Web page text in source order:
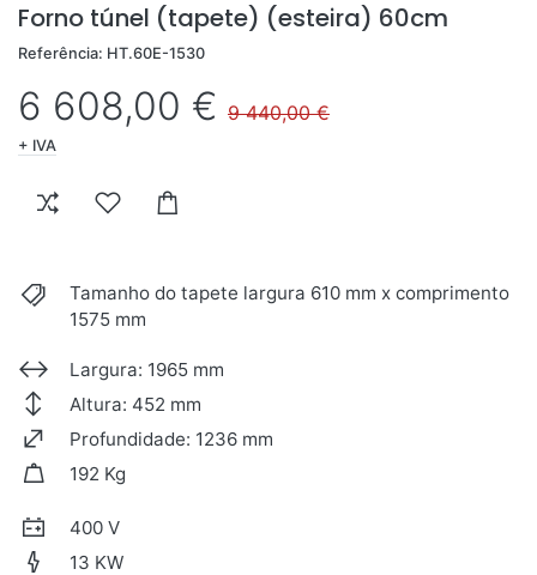
Forno túnel (tapete) (esteira) 60cm
Referência: HT.60E-1530
6 608,00 € 9 440,00 €
+ IVA
Tamanho do tapete largura 610 mm x comprimento
1575 mm
Largura: 1965 mm
Altura: 452 mm
Profundidade: 1236 mm
192 Kg
400 V
13 KW